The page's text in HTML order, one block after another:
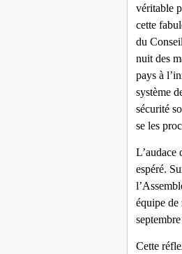
véritable
cette
du
nuit des
pays à
système
sécurité
se les
L’audace
espéré.
équipe de
Cette